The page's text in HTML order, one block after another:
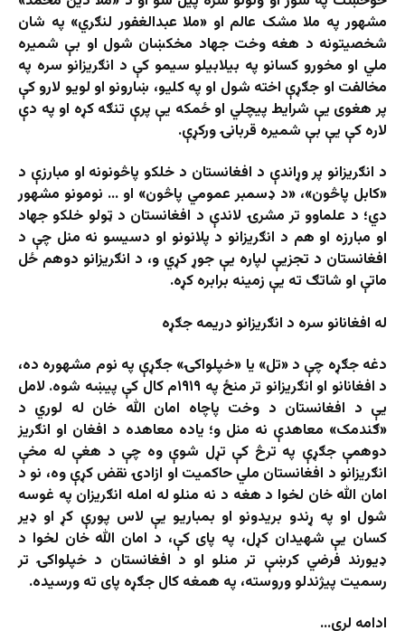
مشهور په ملا مشک عالم او «ملا عبدالغفور لنګري» په شان
شخصیتونه د هغه وخت جهاد مخکښان شول او بې شمیره
ملي او مخورو کسانو په بیلابیلو سیمو کې د انګریزانو سره په
مخالفت او جګړې اخته شول او په کلیو، ښارونو او لویو لارو کې
پر هغوی یې شرایط پیچلي او ځمکه یې پرې تنګه کړه او په دې
لاره کې یې بې شمیره قربانۍ ورکړې.
د انګریزانو پر وړاندې د افغانستان د خلکو پاڅونونه او مبارزې د
«کابل پاڅون»، «د ډسمبر عمومي پاڅون» او … نومونو مشهور
دي؛ د علماوو تر مشرۍ لاندې د افغانستان د ټولو خلکو جهاد
او مبارزه او هم د انګریزانو د پلانونو او دسیسو نه منل چې د
افغانستان د تجزیې لپاره یې جوړ کړي و، د انګریزانو دوهم ځل
ماتې او شاتګ ته یې زمینه برابره کړه.
له افغانانو سره د انګریزانو دریمه جګړه
دغه جګړه چې د «تل» یا «خپلواکۍ» جګړې په نوم مشهوره ده،
د افغانانو او انګریزانو تر منځ په ۱۹۱۹م کال کې پیښه شوه. لامل
یې د افغانستان د وخت پاچاه امان الله خان له لوري د
«ګندمک» معاهدې نه منل و؛ یاده معاهده د افغان او انګریز
دوهمې جګړې په ترڅ کې تړل شوې وه چې د هغې له مخې
انګریزانو د افغانستان ملي حاکمیت او ازادۍ نقض کړې وه، نو د
امان الله خان لخوا د هغه د نه منلو له امله انګریزان په غوسه
شول او په ړندو بریدونو او بمباریو یې لاس پورې کړ او ډیر
کسان یې شهیدان کړل، په پای کې، د امان الله خان لخوا د
ډیورند فرضي کرښې تر منلو او د افغانستان د خپلواکۍ تر
رسمیت پیژندلو وروسته، په همغه کال جګړه پای ته ورسیده.
ادامه لري…